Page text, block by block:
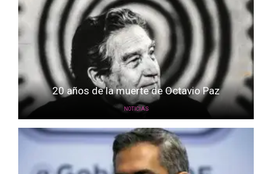
20 años de la muerte de Octavio Paz
NOTICIAS